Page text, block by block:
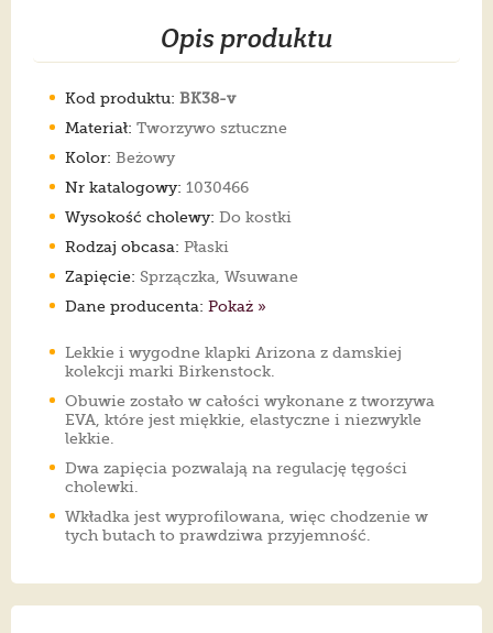
Opis produktu
Kod produktu: BK38-v
Materiał: Tworzywo sztuczne
Kolor: Beżowy
Nr katalogowy: 1030466
Wysokość cholewy: Do kostki
Rodzaj obcasa: Płaski
Zapięcie: Sprzączka, Wsuwane
Dane producenta: Pokaż »
Lekkie i wygodne klapki Arizona z damskiej
kolekcji marki Birkenstock.
Obuwie zostało w całości wykonane z tworzywa
EVA, które jest miękkie, elastyczne i niezwykle
lekkie.
Dwa zapięcia pozwalają na regulację tęgości
cholewki.
Wkładka jest wyprofilowana, więc chodzenie w
tych butach to prawdziwa przyjemność.